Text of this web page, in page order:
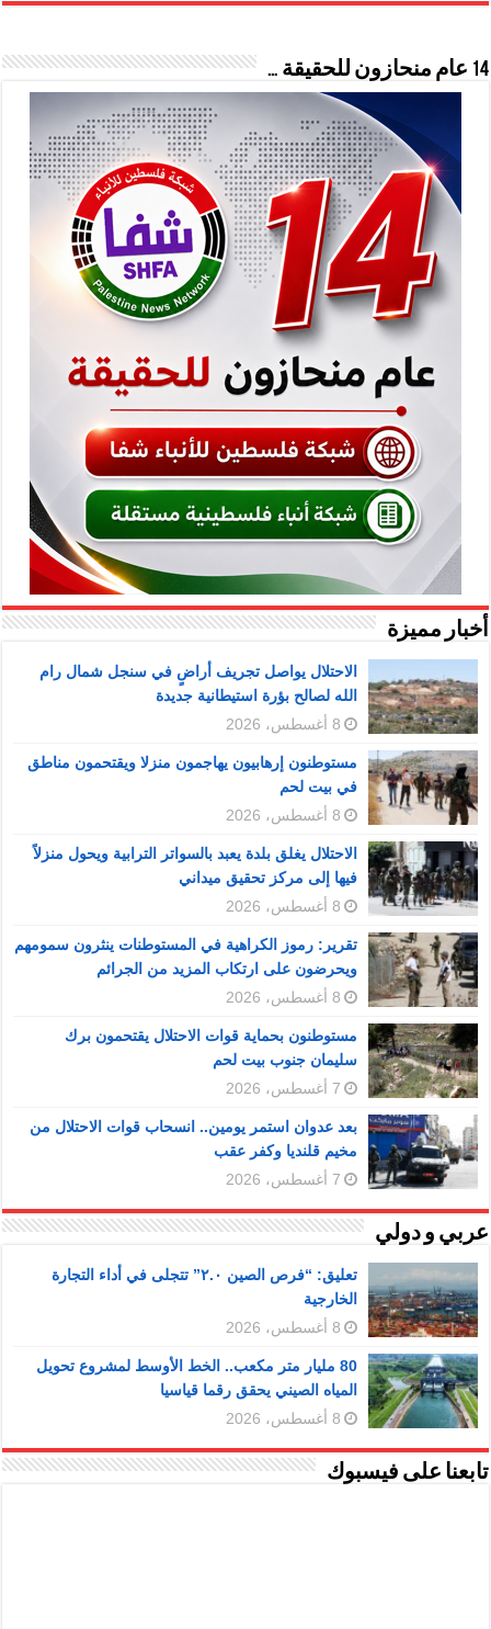
14 عام منحازون للحقيقة …
أخبار مميزة
الاحتلال يواصل تجريف أراضٍ في سنجل شمال رام
الله لصالح بؤرة استيطانية جديدة
8 أغسطس، 2026
مستوطنون إرهابيون يهاجمون منزلا ويقتحمون مناطق
في بيت لحم
8 أغسطس، 2026
الاحتلال يغلق بلدة يعبد بالسواتر الترابية ويحول منزلاً
فيها إلى مركز تحقيق ميداني
8 أغسطس، 2026
تقرير: رموز الكراهية في المستوطنات ينثرون سمومهم
ويحرضون على ارتكاب المزيد من الجرائم
8 أغسطس، 2026
مستوطنون بحماية قوات الاحتلال يقتحمون برك
سليمان جنوب بيت لحم
7 أغسطس، 2026
بعد عدوان استمر يومين.. انسحاب قوات الاحتلال من
مخيم قلنديا وكفر عقب
7 أغسطس، 2026
عربي و دولي
تعليق: “فرص الصين ٢.٠” تتجلى في أداء التجارة
الخارجية
8 أغسطس، 2026
80 مليار متر مكعب.. الخط الأوسط لمشروع تحويل
المياه الصيني يحقق رقما قياسيا
8 أغسطس، 2026
تابعنا على فيسبوك